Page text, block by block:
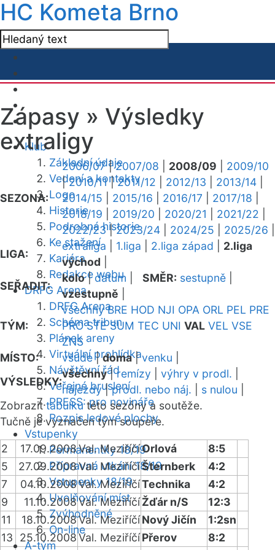
HC Kometa Brno
Klub
Základní údaje
Vedení a kontakty
Logo
Historie
Podrobná historie
Ke stažení
Kariéra
Redakce webu
DRFG Arena
DRFG Arena
Schéma tribun
Plánek areny
Virtuální prohlídka
Návštěvní řád
Veřejné bruslení
PRESS: pro novináře
Rozpis ledové plochy
Vstupenky
Permanentky 18/19
Přípravná utkání 18/19
Vstupenky 18/19
Uvolňování míst
Zvýhodněné
On-line
A-tým
Zápasy » Výsledky
extraligy
SEZONA:
2006/07|2007/08 2008/09
2009/10
|2010/11|2011/12 2012/13 2013/14
2014/15
2015/16 2016/17 2017/18
2018/19
2019/20 2020/21 2021/22
2022/23|2023/24 2024/25 2025/26
LIGA:
extraliga 1.liga 2.liga západ
2.liga
východ
SEŘADIT:
kolo|datum SMĚR: sestupně
vzestupně
TÝM:
všechny BRE HOD NJI OPA ORL PEL PRE
PRO STE SUM TEC UNI VAL VEL VSE
ZNS
MÍSTO:
všude|doma|venku
VÝSLEDKY:
všechny|remízy výhry v prodl.
nájezdy|prodl. nebo náj. s nulou
Zobrazittabulkutéto sezóny a soutěže.
Tučně je vyznačen tým soupeře.
2 17.09.2008Val. MeziříčíOrlová
8:5
5
27.09.2008Val. MeziříčíŠternberk
4:2
7
04.10.2008Val. MeziříčíTechnika
4:2
9
11.10.2008Val. MeziříčíŽďár n/S
12:3
11
18.10.2008Val. MeziříčíNový Jičín
1:2sn
13
25.10.2008Val. MeziříčíPřerov
8:2